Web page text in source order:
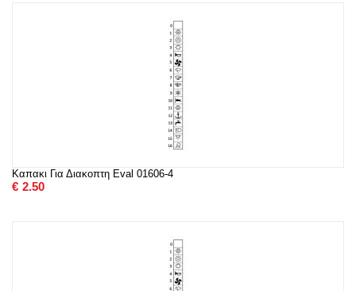
Καπακι Για Διακοπτη Eval 01606-4
€ 2.50